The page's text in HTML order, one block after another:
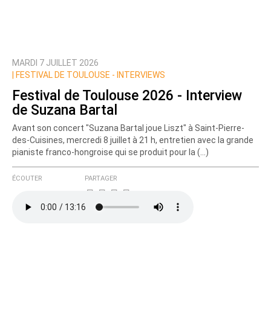
MARDI 7 JUILLET 2026
FESTIVAL DE TOULOUSE - INTERVIEWS
Festival de Toulouse 2026 - Interview
de Suzana Bartal
Avant son concert "Suzana Bartal joue Liszt" à Saint-Pierre-
des-Cuisines, mercredi 8 juillet à 21 h, entretien avec la grande
pianiste franco-hongroise qui se produit pour la (…)
ÉCOUTER PARTAGER